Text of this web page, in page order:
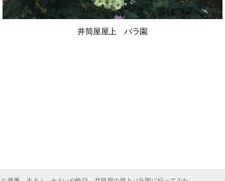
井筒屋屋上 バラ園